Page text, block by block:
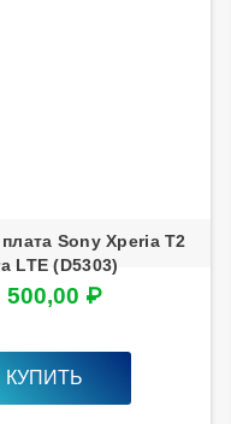
Sony Xperia T2
LTE (D5303)
500,00 ₽
КУПИТЬ